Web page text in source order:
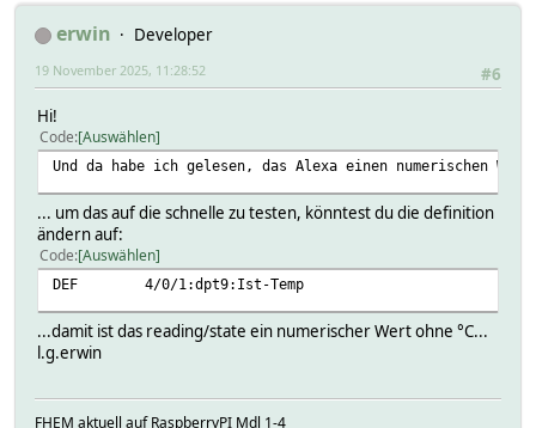
erwin
Developer
#6
19 November 2025, 11:28:52
Hi!
Code Auswählen
Und da habe ich gelesen, das Alexa einen numerischen
... um das auf die schnelle zu testen, könntest du die definition
ändern auf:
Code Auswählen
DEF 4/0/1:dpt9:Ist-Temp
...damit ist das reading/state ein numerischer Wert ohne °C...
l.g.erwin
FHEM aktuell auf RaspberryPI Mdl 1-4